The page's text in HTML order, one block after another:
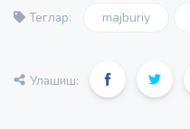
Теглар: majburiy
Улашиш: